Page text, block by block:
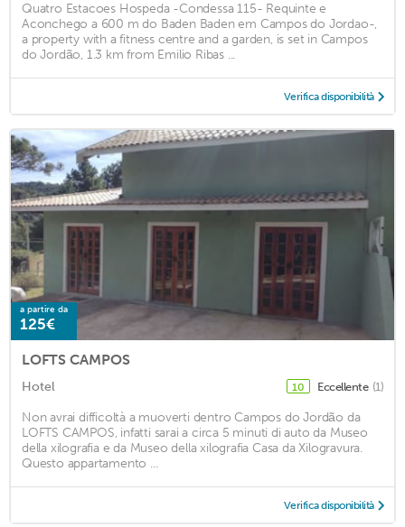
Quatro Estacoes Hospeda -Condessa 115- Requinte e
Aconchego a 600 m do Baden Baden em Campos do Jordao-,
a property with a fitness centre and a garden, is set in Campos
do Jordão, 1.3 km from Emilio Ribas ...
Verifica disponibilità
a partire da
125€
LOFTS CAMPOS
Hotel 10 Eccellente (1)
Non avrai difficoltà a muoverti dentro Campos do Jordão da
LOFTS CAMPOS, infatti sarai a circa 5 minuti di auto da Museo
della xilografia e da Museo della xilografia Casa da Xilogravura.
Questo appartamento ...
Verifica disponibilità